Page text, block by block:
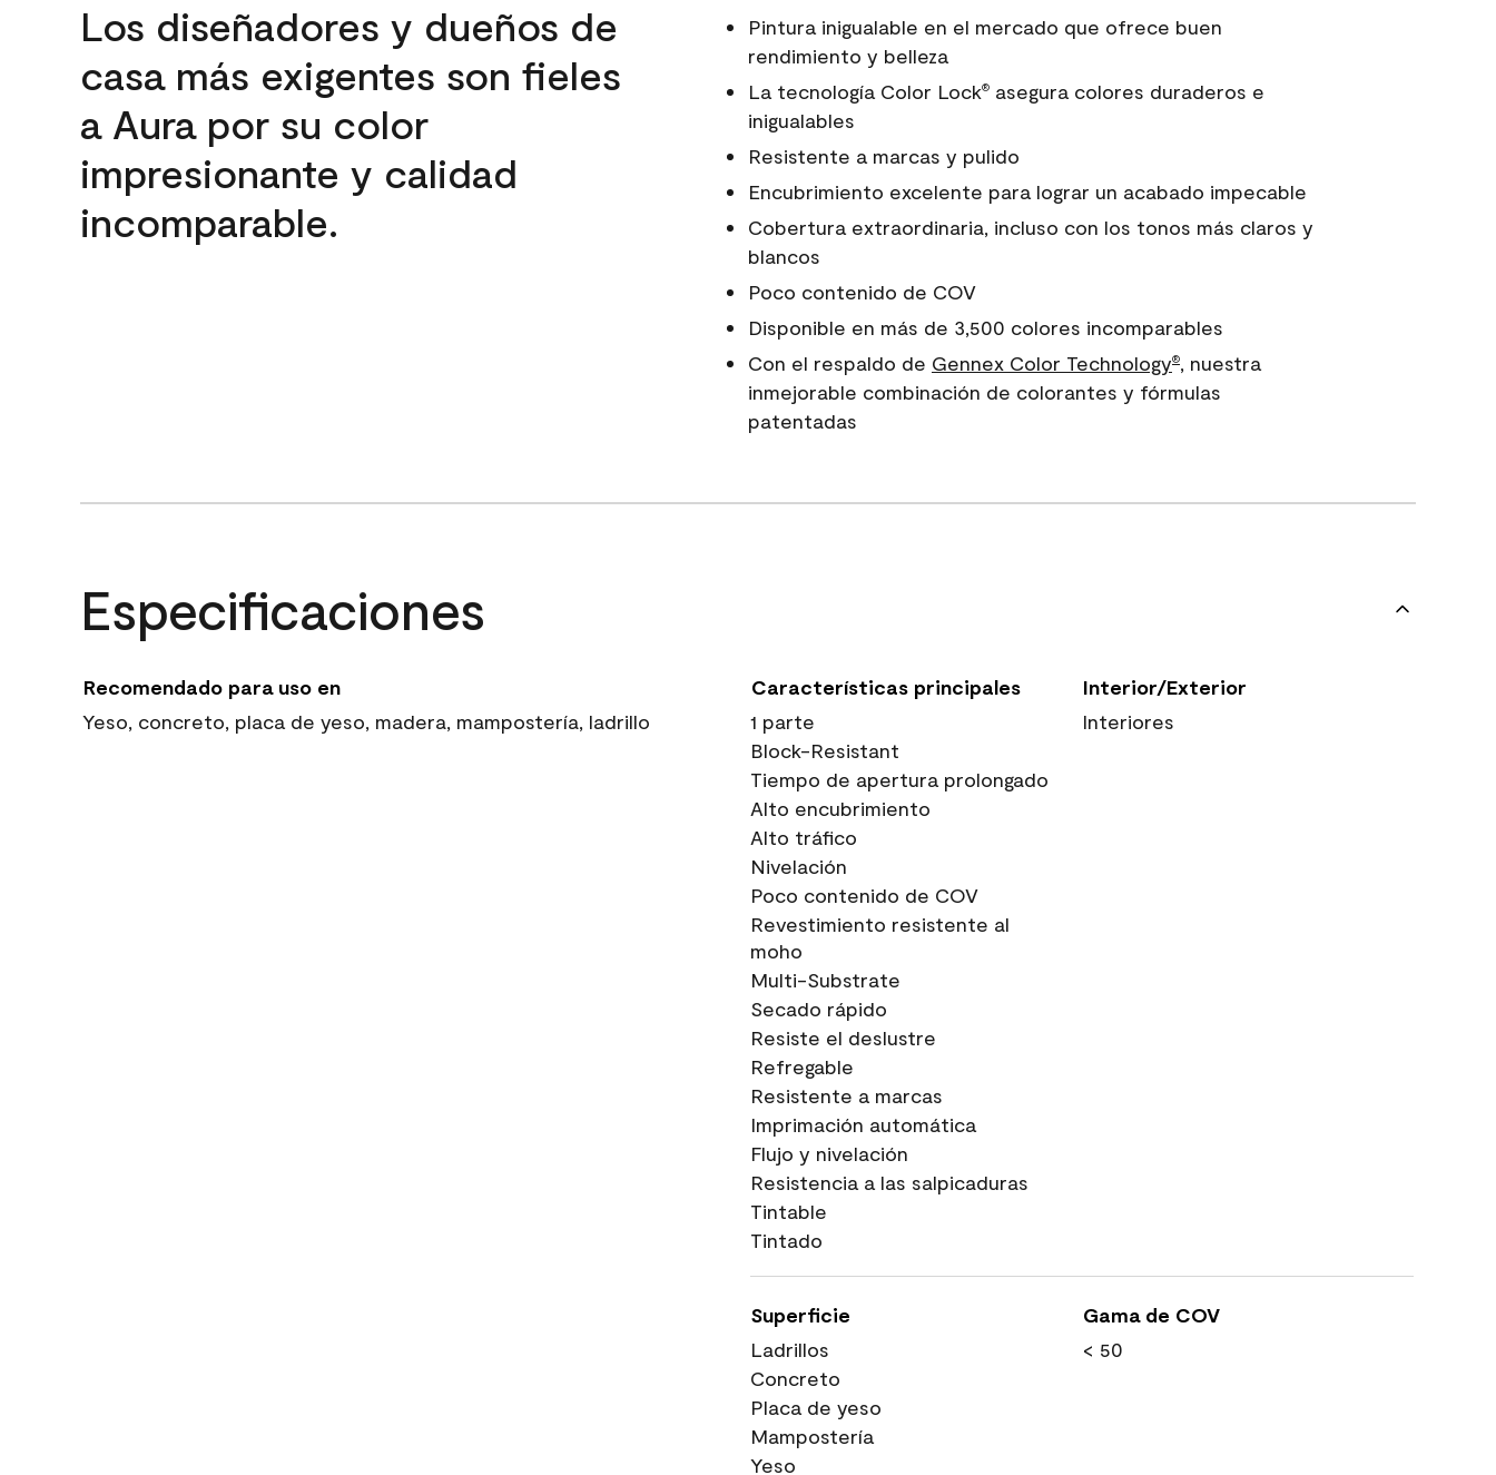
Los diseñadores y dueños de
casa más exigentes son fieles
a Aura por su color
impresionante y calidad
incomparable.
Pintura inigualable en el mercado que ofrece buen
rendimiento y belleza
La tecnología Color Lock®asegura colores duraderos e
inigualables
Resistente a marcas y pulido
Encubrimiento excelente para lograr un acabado impecable
Cobertura extraordinaria, incluso con los tonos más claros y
blancos
Poco contenido de COV
Disponible en más de 3,500 colores incomparables
Con el respaldo de Gennex Color Technology®, nuestra
inmejorable combinación de colorantes y fórmulas
patentadas
Especificaciones
Recomendado para uso en
Yeso, concreto, placa de yeso, madera, mampostería, ladrillo
Características principales
1 parte
Block-Resistant
Tiempo de apertura prolongado
Alto encubrimiento
Alto tráfico
Nivelación
Poco contenido de COV
Revestimiento resistente al
moho
Multi-Substrate
Secado rápido
Resiste el deslustre
Refregable
Resistente a marcas
Imprimación automática
Flujo y nivelación
Resistencia a las salpicaduras
Tintable
Tintado
Interior/Exterior
Interiores
Superficie
Ladrillos
Concreto
Placa de yeso
Mampostería
Yeso
Gama de COV
< 50